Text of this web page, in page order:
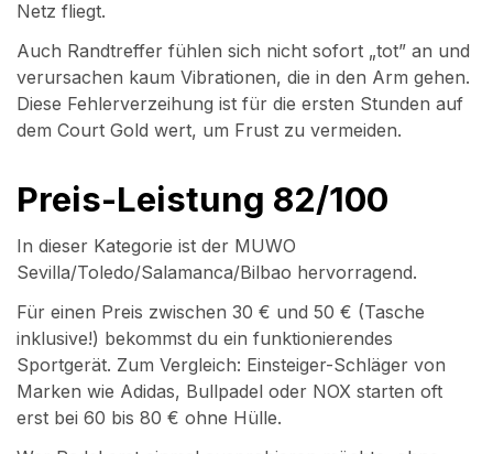
Netz fliegt.
Auch Randtreffer fühlen sich nicht sofort „tot” an und
verursachen kaum Vibrationen, die in den Arm gehen.
Diese Fehlerverzeihung ist für die ersten Stunden auf
dem Court Gold wert, um Frust zu vermeiden.
Preis-Leistung 82/100
In dieser Kategorie ist der MUWO
Sevilla/Toledo/Salamanca/Bilbao hervorragend.
Für einen Preis zwischen 30 € und 50 € (Tasche
inklusive!) bekommst du ein funktionierendes
Sportgerät. Zum Vergleich: Einsteiger-Schläger von
Marken wie Adidas, Bullpadel oder NOX starten oft
erst bei 60 bis 80 € ohne Hülle.